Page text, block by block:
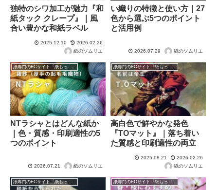
独特のシワ加工が魅力『和
紙タック クレープ』｜風
合い豊かな和紙ラベル
2025.12.10
2026.02.26
紙のソムリエ
い織りの特徴と使い方｜27
色から選ぶ5つのポイント
と活用例
2026.07.29 紙のソムリエ
紙専門のECサイト『紙もっと！』の商品紹介！
NTラシャとはどんな紙か
｜色・質感・印刷適性の5
つのポイント
2026.07.21 紙のソムリエ
紙専門のECサイト『紙もっと！』の商品紹介！
高白色で鮮やかな発色
『TOマット』｜落ち着い
た質感と印刷適性の両立
2025.08.21
2026.02.26
紙のソムリエ
紙専門のECサイト『紙もっと！』の商品紹介！ 紙専門のECサイト『紙もっと！』の商品紹介！